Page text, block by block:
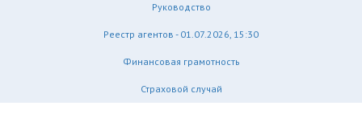
Руководство
Реестр агентов - 01.07.2026, 15:30
Финансовая грамотность
Страховой случай